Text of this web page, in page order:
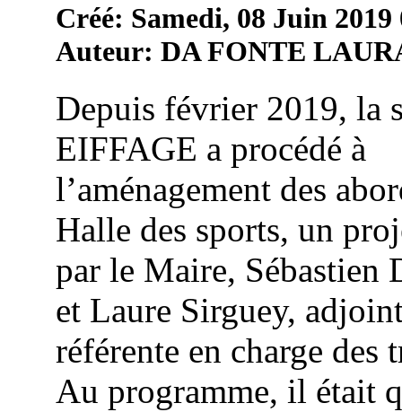
Créé: Samedi, 08 Juin 2019
Auteur: DA FONTE
Depuis février 2019, la
EIFFAGE a procédé à
l’aménagement des
Halle des sports, un
par le Maire, Sébastien
et Laure Sirguey,
référente en charge des
Au programme, il était